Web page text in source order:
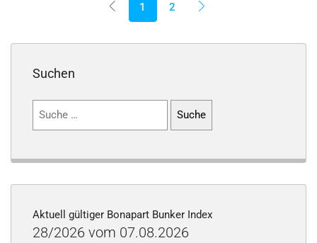
1 2
Suchen
Suchen
Aktuell gültiger Bonapart Bunker Index
28/2026 vom 07.08.2026